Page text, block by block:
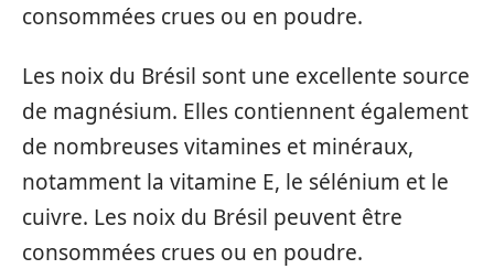
consommées crues ou en poudre.
Les noix du Brésil sont une excellente source
de magnésium. Elles contiennent également
de nombreuses vitamines et minéraux,
notamment la vitamine E, le sélénium et le
cuivre. Les noix du Brésil peuvent être
consommées crues ou en poudre.